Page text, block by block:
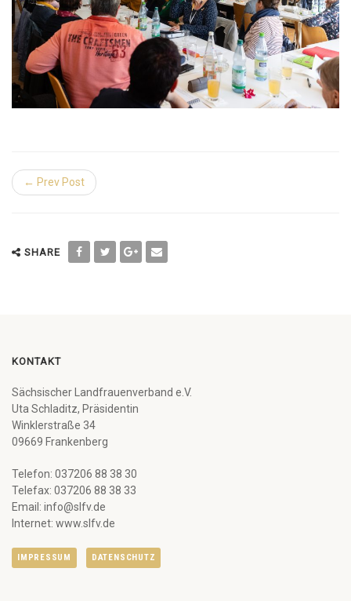
← Prev Post
SHARE
KONTAKT
Sächsischer Landfrauenverband e.V.
Uta Schladitz, Präsidentin
Winklerstraße 34
09669 Frankenberg
Telefon: 037206 88 38 30
Telefax: 037206 88 38 33
Email: info@slfv.de
Internet: www.slfv.de
IMPRESSUM DATENSCHUTZ